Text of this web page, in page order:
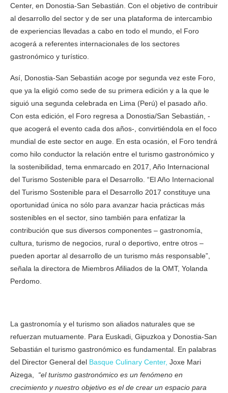
Center, en Donostia-San Sebastián. Con el objetivo de contribuir
al desarrollo del sector y de ser una plataforma de intercambio
de experiencias llevadas a cabo en todo el mundo, el Foro
acogerá a referentes internacionales de los sectores
gastronómico y turístico.
Así, Donostia-San Sebastián acoge por segunda vez este Foro,
que ya la eligió como sede de su primera edición y a la que le
siguió una segunda celebrada en Lima (Perú) el pasado año.
Con esta edición, el Foro regresa a Donostia/San Sebastián, -
que acogerá el evento cada dos años-, convirtiéndola en el foco
mundial de este sector en auge. En esta ocasión, el Foro tendrá
como hilo conductor la relación entre el turismo gastronómico y
la sostenibilidad, tema enmarcado en 2017, Año Internacional
del Turismo Sostenible para el Desarrollo. “El Año Internacional
del Turismo Sostenible para el Desarrollo 2017 constituye una
oportunidad única no sólo para avanzar hacia prácticas más
sostenibles en el sector, sino también para enfatizar la
contribución que sus diversos componentes – gastronomía,
cultura, turismo de negocios, rural o deportivo, entre otros –
pueden aportar al desarrollo de un turismo más responsable”,
señala la directora de Miembros Afiliados de la OMT, Yolanda
Perdomo.
La gastronomía y el turismo son aliados naturales que se
refuerzan mutuamente. Para Euskadi, Gipuzkoa y Donostia-San
Sebastián el turismo gastronómico es fundamental. En palabras
del Director General del Basque Culinary Center, Joxe Mari
Aizega,
“el turismo gastronómico es un fenómeno en
crecimiento y nuestro objetivo es el de crear un espacio para